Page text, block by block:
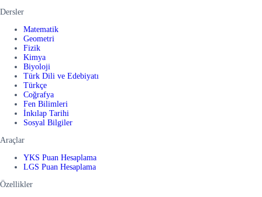
Dersler
Matematik
Geometri
Fizik
Kimya
Biyoloji
Türk Dili ve Edebiyatı
Türkçe
Coğrafya
Fen Bilimleri
İnkılap Tarihi
Sosyal Bilgiler
Araçlar
YKS Puan Hesaplama
LGS Puan Hesaplama
Özellikler